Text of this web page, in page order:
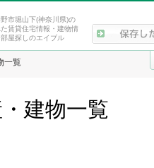
市堀山下(神奈川県)の
賃貸住宅情報・建物情
屋探しのエイブル
一覧
建物一覧